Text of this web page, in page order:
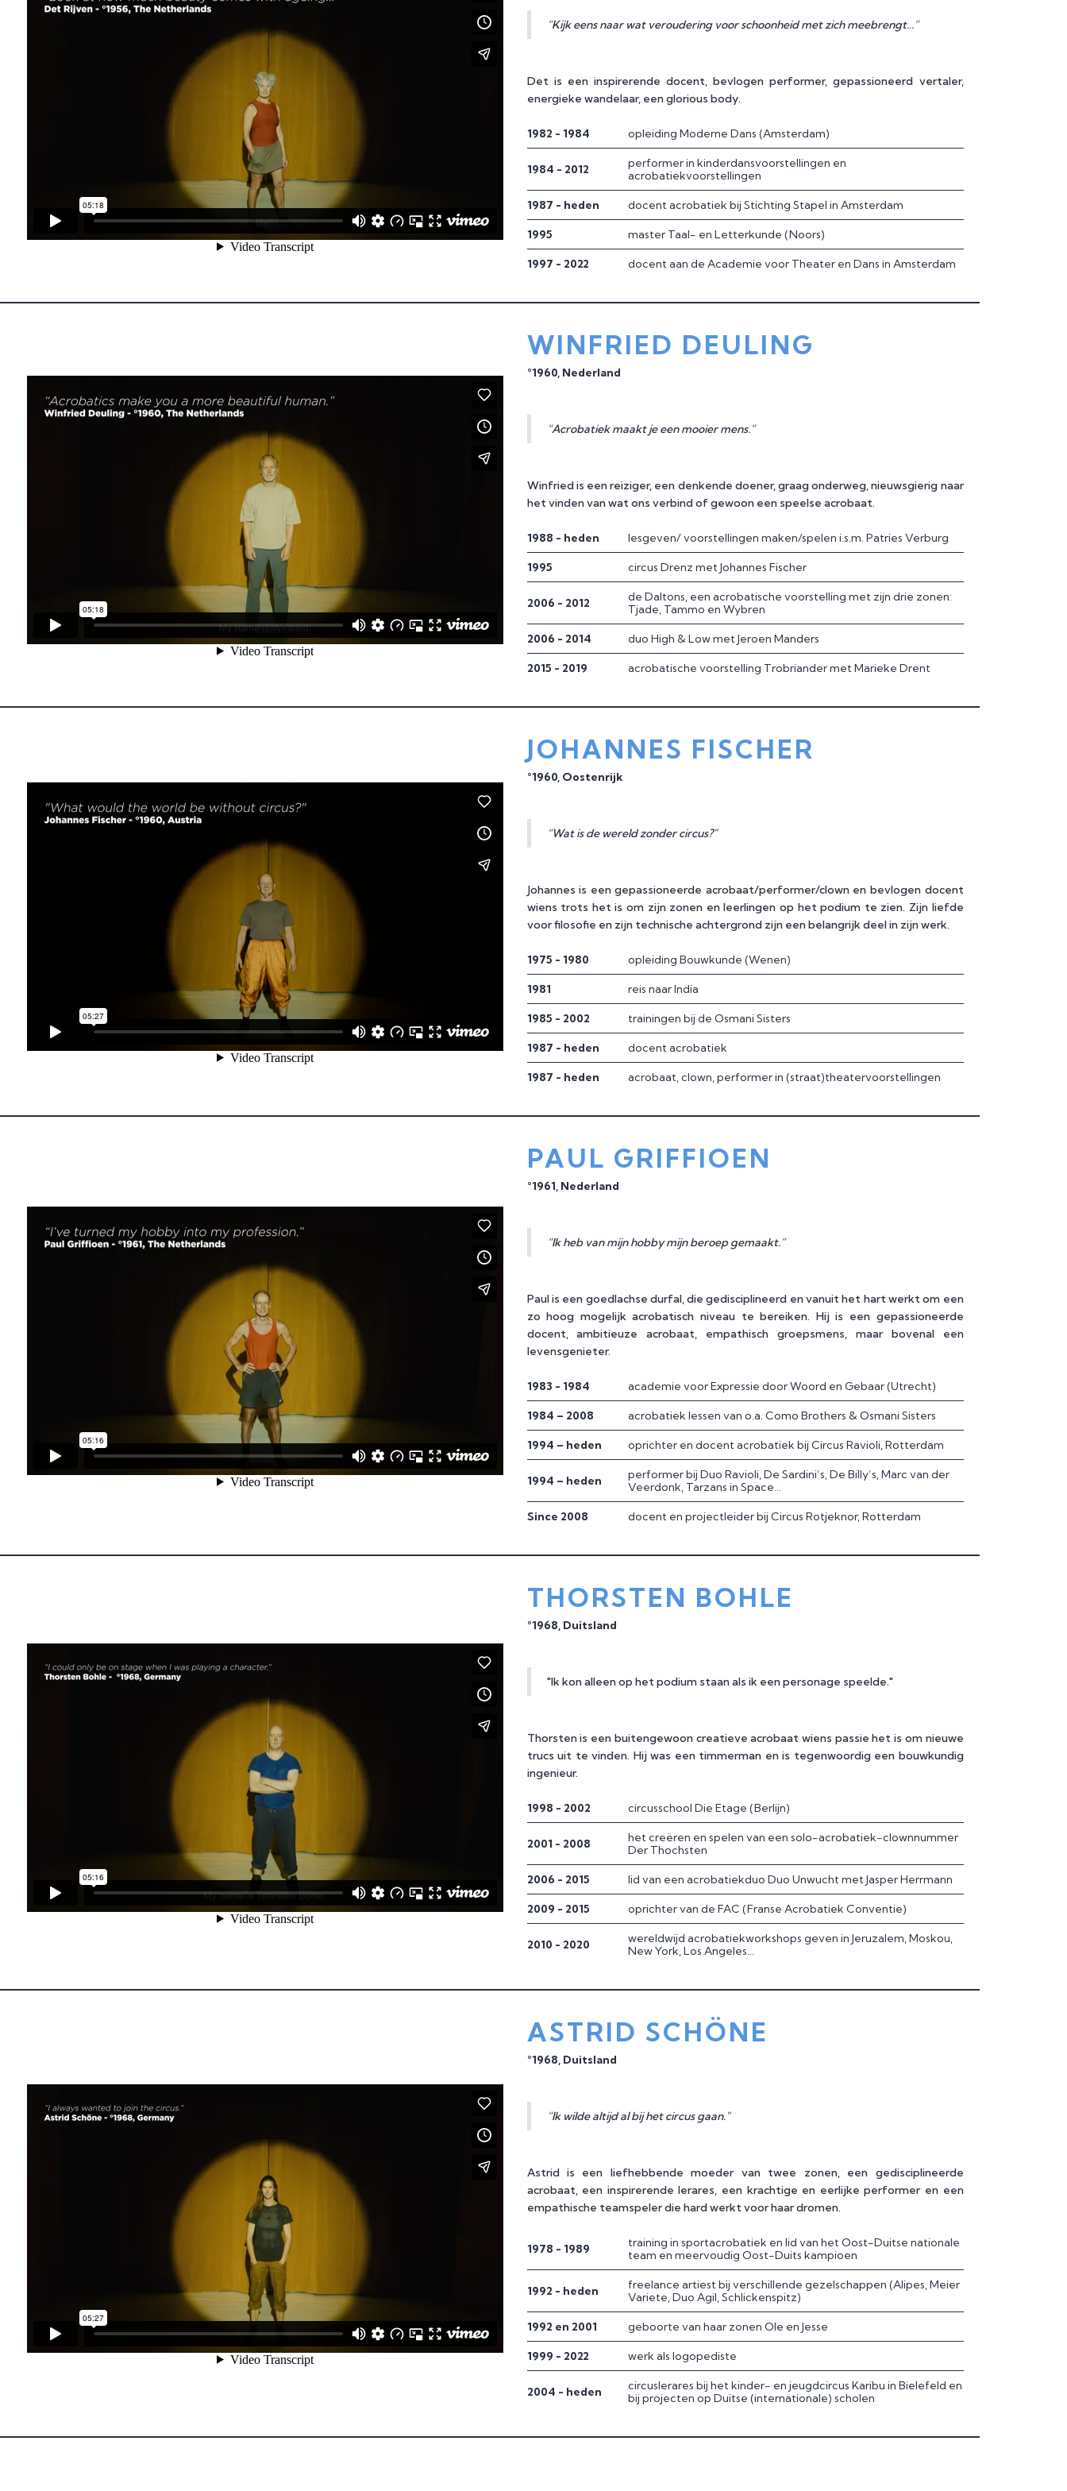
“Kijk eens naar wat veroudering voor schoonheid met zich meebrengt...”
Det is een inspirerende docent, bevlogen performer, gepassioneerd vertaler,
energieke wandelaar, een glorious body.
1982 - 1984 opleiding Moderne Dans (Amsterdam)
1984 - 2012
performer in kinderdansvoorstellingen en
acrobatiekvoorstellingen
1987 - heden docent acrobatiek bij Stichting Stapel in Amsterdam
1995 master Taal- en Letterkunde (Noors)
1997 - 2022 docent aan de Academie voor Theater en Dans in Amsterdam
WINFRIED DEULING
°1960, Nederland
“Acrobatiek maakt je een mooier mens.”
Winfried is een reiziger, een denkende doener, graag onderweg, nieuwsgierig naar
het vinden van wat ons verbind of gewoon een speelse acrobaat.
1988 - heden lesgeven/ voorstellingen maken/spelen i.s.m. Patries Verburg
1995 circus Drenz met Johannes Fischer
2006 - 2012
de Daltons, een acrobatische voorstelling met zijn drie zonen:
Tjade, Tammo en Wybren
2006 - 2014 duo High & Low met Jeroen Manders
2015 - 2019 acrobatische voorstelling Trobriander met Marieke Drent
JOHANNES FISCHER
°1960, Oostenrijk
“Wat is de wereld zonder circus?"
Johannes is een gepassioneerde acrobaat/performer/clown en bevlogen docent
wiens trots het is om zijn zonen en leerlingen op het podium te zien. Zijn liefde
voor filosofie en zijn technische achtergrond zijn een belangrijk deel in zijn werk.
1975 - 1980 opleiding Bouwkunde (Wenen)
1981 reis naar India
1985 - 2002 trainingen bij de Osmani Sisters
1987 - heden docent acrobatiek
1987 - heden acrobaat, clown, performer in (straat)theatervoorstellingen
PAUL GRIFFIOEN
°1961, Nederland
“Ik heb van mijn hobby mijn beroep gemaakt.”
Paul is een goedlachse durfal, die gedisciplineerd en vanuit het hart werkt om een
zo hoog mogelijk acrobatisch niveau te bereiken. Hij is een gepassioneerde
docent, ambitieuze acrobaat, empathisch groepsmens, maar bovenal een
levensgenieter.
1983 - 1984 academie voor Expressie door Woord en Gebaar (Utrecht)
1984 – 2008 acrobatiek lessen van o.a. Como Brothers & Osmani Sisters
1994 – heden oprichter en docent acrobatiek bij Circus Ravioli, Rotterdam
1994 – heden
performer bij Duo Ravioli, De Sardini’s, De Billy’s, Marc van der
Veerdonk, Tarzans in Space…
Since 2008 docent en projectleider bij Circus Rotjeknor, Rotterdam
THORSTEN BOHLE
°1968, Duitsland
"Ik kon alleen op het podium staan als ik een personage speelde."
Thorsten is een buitengewoon creatieve acrobaat wiens passie het is om nieuwe
trucs uit te vinden. Hij was een timmerman en is tegenwoordig een bouwkundig
ingenieur.
1998 - 2002 circusschool Die Etage (Berlijn)
2001 - 2008
het creëren en spelen van een solo-acrobatiek-clownnummer
Der Thochsten
2006 - 2015 lid van een acrobatiekduo Duo Unwucht met Jasper Herrmann
2009 - 2015 oprichter van de FAC (Franse Acrobatiek Conventie)
2010 - 2020
wereldwijd acrobatiekworkshops geven in Jeruzalem, Moskou,
New York, Los Angeles...
ASTRID SCHÖNE
°1968, Duitsland
“Ik wilde altijd al bij het circus gaan."
Astrid is een liefhebbende moeder van twee zonen, een gedisciplineerde
acrobaat, een inspirerende lerares, een krachtige en eerlijke performer en een
empathische teamspeler die hard werkt voor haar dromen.
1978 - 1989
training in sportacrobatiek en lid van het Oost-Duitse nationale
team en meervoudig Oost-Duits kampioen
1992 - heden
freelance artiest bij verschillende gezelschappen (Alipes, Meier
Variete, Duo Agil, Schlickenspitz)
1992 en 2001 geboorte van haar zonen Ole en Jesse
1999 - 2022 werk als logopediste
2004 - heden
circuslerares bij het kinder- en jeugdcircus Karibu in Bielefeld en
bij projecten op Duitse (internationale) scholen